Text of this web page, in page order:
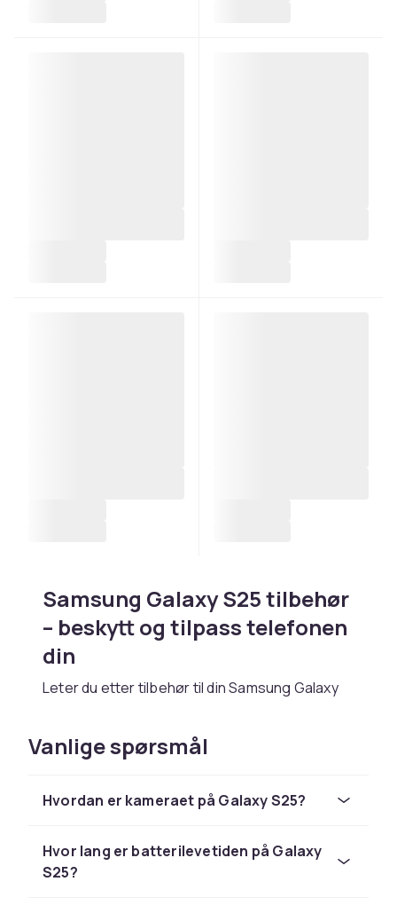
Samsung Galaxy S25 tilbehør
– beskytt og tilpass telefonen
din
Leter du etter tilbehør til din Samsung Galaxy
teknologi og premium-følelse. Enten du
eller andre praktiske tilbehør, finner du riktig
Deksel og skjermbeskyttelse
til Samsung Galaxy S25
Vanlige spørsmål
Hvordan er kameraet på Galaxy S25?
Hvor lang er batterilevetiden på Galaxy
S25?